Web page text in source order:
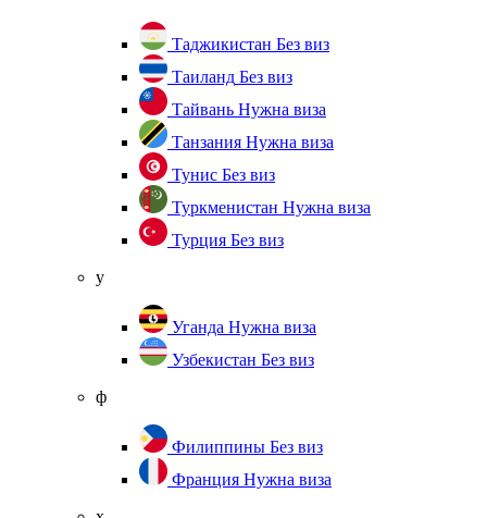
Таджикистан Без виз
Таиланд Без виз
Тайвань Нужна виза
Танзания Нужна виза
Тунис Без виз
Туркменистан Нужна виза
Турция Без виз
у
Уганда Нужна виза
Узбекистан Без виз
ф
Филиппины Без виз
Франция Нужна виза